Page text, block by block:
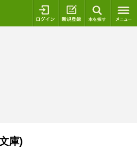
ログイン 新規登録
庫)